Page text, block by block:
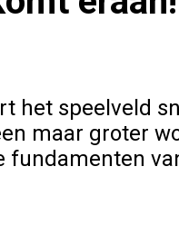
het speelveld
maar groter
fundamenten